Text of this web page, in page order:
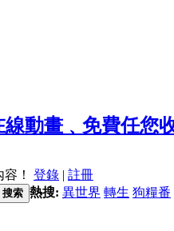
！ 登錄 | 註冊
搜索 熱搜: 異世界 轉生 狗糧番